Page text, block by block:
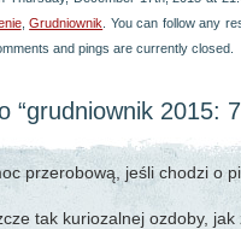
,Grudniownik . You can follow any
and pings are currently closed.
“grudniownik 2015:
przerobową, jeśli chodzi o
tak kuriozalnej ozdoby, jak